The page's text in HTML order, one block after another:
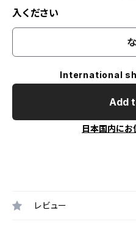
入ください
International
Add
日本国内にお
レビュー